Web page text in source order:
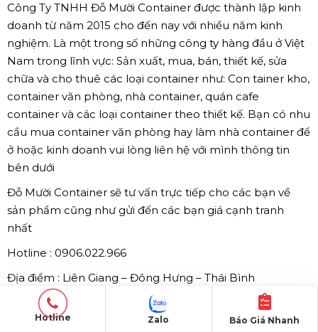
Công Ty TNHH Đỗ Mười Container được thành lập kinh
doanh từ năm 2015 cho đến nay với nhiều năm kinh
nghiệm. Là một trong số những công ty hàng đầu ở Việt
Nam trong lĩnh vực: Sản xuất, mua, bán, thiết kế, sửa
chữa và cho thuê các loại container như: Con tainer kho,
container văn phòng, nhà container, quán cafe
container và các loại container theo thiết kế. Bạn có nhu
cầu mua container văn phòng hay làm nhà container để
ở hoặc kinh doanh vui lòng liên hệ với mình thông tin
bên dưới
Đỗ Mười Container sẽ tư vấn trực tiếp cho các bạn về
sản phẩm cũng như gửi đến các bạn giá cạnh tranh
nhất
Hotline : 0906.022.966
Địa điểm : Liên Giang – Đông Hưng – Thái Bình
Cảm ơn Qúy khách hàng đã tin tưởng và lựa chọn sản
phẩm bên mình
Hotline Báo Giá Nhanh
Zalo